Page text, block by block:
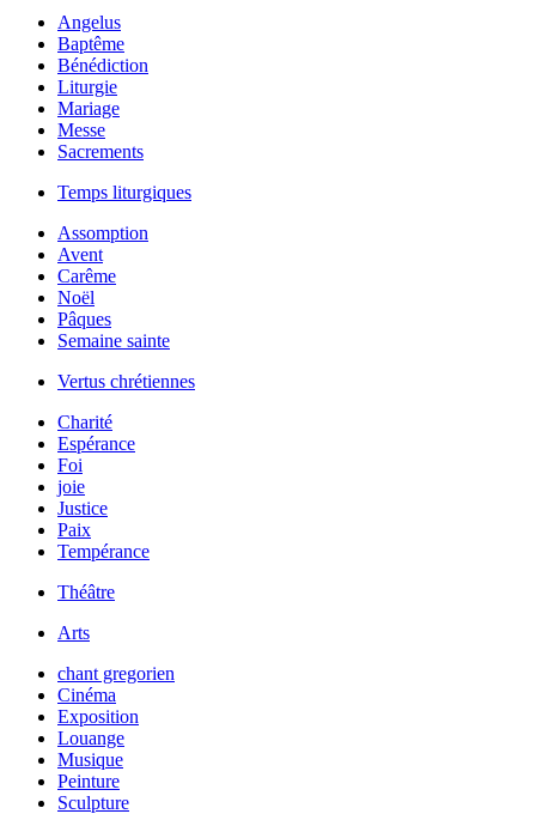
Angelus
Baptême
Bénédiction
Liturgie
Mariage
Messe
Sacrements
Temps liturgiques
Assomption
Avent
Carême
Noël
Pâques
Semaine sainte
Vertus chrétiennes
Charité
Espérance
Foi
joie
Justice
Paix
Tempérance
Théâtre
Arts
chant gregorien
Cinéma
Exposition
Louange
Musique
Peinture
Sculpture